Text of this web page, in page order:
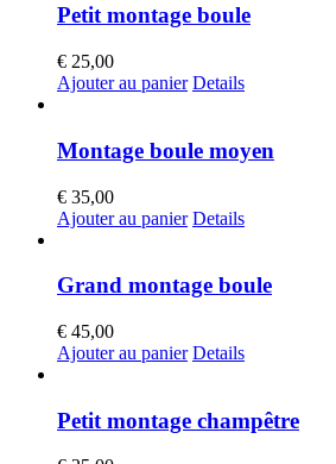
Petit montage boule
€ 25,00
Ajouter au panier Details
Montage boule moyen
€ 35,00
Ajouter au panier Details
Grand montage boule
€ 45,00
Ajouter au panier Details
Petit montage champêtre